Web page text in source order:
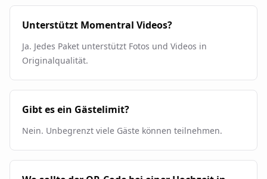
Unterstützt Momentral Videos?
Ja. Jedes Paket unterstützt Fotos und Videos in
Originalqualität.
Gibt es ein Gästelimit?
Nein. Unbegrenzt viele Gäste können teilnehmen.